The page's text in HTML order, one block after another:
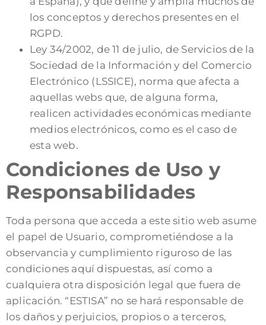
los conceptos y derechos presentes en el
RGPD.
Ley 34/2002, de 11 de julio, de Servicios de la
Sociedad de la Información y del Comercio
Electrónico (LSSICE), norma que afecta a
aquellas webs que, de alguna forma,
realicen actividades económicas mediante
medios electrónicos, como es el caso de
esta web.
Condiciones de Uso y
Responsabilidades
Toda persona que acceda a este sitio web asume
el papel de Usuario, comprometiéndose a la
observancia y cumplimiento riguroso de las
condiciones aquí dispuestas, así como a
cualquiera otra disposición legal que fuera de
aplicación. “ESTISA” no se hará responsable de
los daños y perjuicios, propios o a terceros,